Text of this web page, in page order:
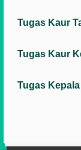
Tugas Kaur
Tugas Kaur
Tugas